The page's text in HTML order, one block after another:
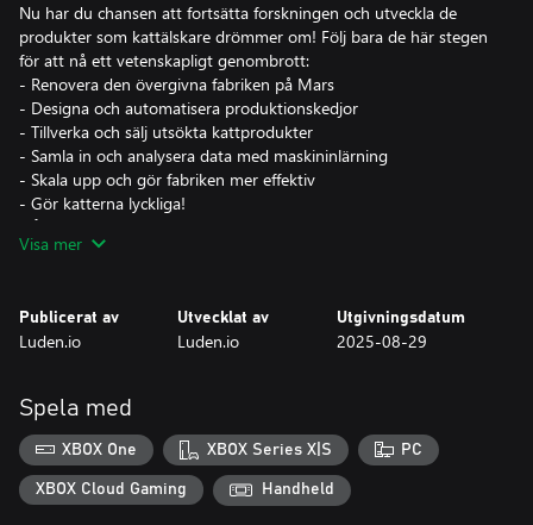
Nu har du chansen att fortsätta forskningen och utveckla de
produkter som kattälskare drömmer om! Följ bara de här stegen
för att nå ett vetenskapligt genombrott:
- Renovera den övergivna fabriken på Mars
- Designa och automatisera produktionskedjor
- Tillverka och sälj utsökta kattprodukter
- Samla in och analysera data med maskininlärning
- Skala upp och gör fabriken mer effektiv
- Gör katterna lyckliga!
- Återuppbygg det urgamla monumentet
- Etablera KATTopia i det felina samhället!
som sedan analyseras med riktig maskininlärning för att låsa upp
kattens innersta väsen.
Men ingen stress! I den här trygga miljön kan du inte misslyckas
– det viktigaste är att fortsätta experimentera och förbli nyfiken.
Experimentera, optimera, automatisera – och fortsätt bygga den
gigantiska kattfabriken på Mars. Förr eller senare kommer du
hitta nyckeln till en bättre framtid för både människor och katter
(och kanske även för hundar; hundar är ju ganska okej också)!
Visa mer
Publicerat av
Luden.io
Utvecklat av
Luden.io
Utgivningsdatum
2025-08-29
Spela med
XBOX One XBOX Series X|S PC
XBOX Cloud Gaming Handheld